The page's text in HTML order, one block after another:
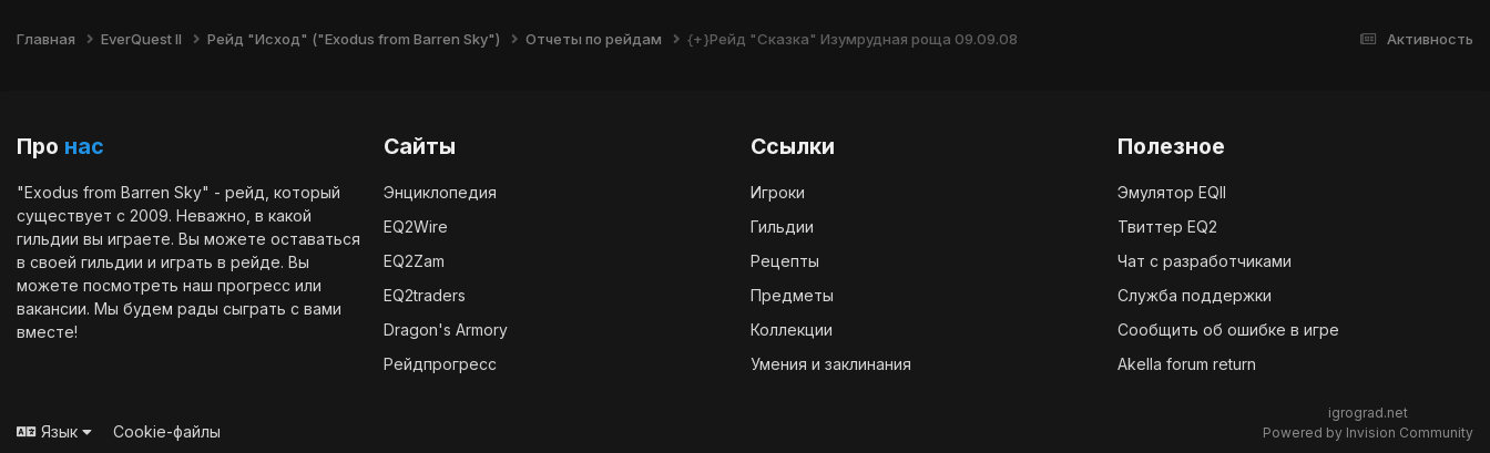
Активность
Главная EverQuest II Рейд "Исход" ("Exodus from Barren Sky") Отчеты по рейдам {+}Рейд "Сказка" Изумрудная роща 09.09.08
Про нас
"Exodus from Barren Sky" - рейд, который
существует с 2009. Неважно, в какой
гильдии вы играете. Вы можете оставаться
в своей гильдии и играть в рейде. Вы
можете посмотреть наш прогресс или
вакансии. Мы будем рады сыграть с вами
вместе!
Сайты
Энциклопедия
EQ2Wire
EQ2Zam
EQ2traders
Dragon's Armory
Рейдпрогресс
Ссылки
Игроки
Гильдии
Рецепты
Предметы
Коллекции
Умения и заклинания
Полезное
Эмулятор EQII
Твиттер EQ2
Чат с разработчиками
Служба поддержки
Сообщить об ошибке в игре
Akella forum return
Язык Cookie-файлы
igrograd.net
Powered by Invision Community